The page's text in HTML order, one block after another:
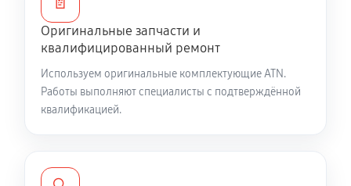
Ремонт и замена аккумулятора
1360 руб
Ремонт Wi-Fi модуля тепловизионного прицела ATN
640 2.525x
Замена процессора CPU
Оригинальные запчасти и
квалифицированный ремонт
Используем оригинальные комплектующие ATN.
Работы выполняют специалисты с подтверждённой
квалификацией.